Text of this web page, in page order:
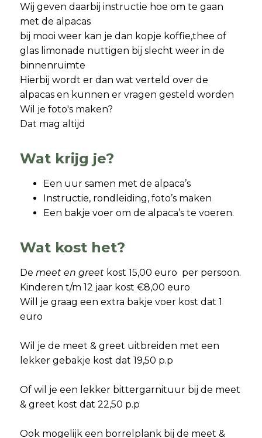
Wij geven daarbij instructie hoe om te gaan
met de alpacas
bij mooi weer kan je dan kopje koffie,thee of
glas limonade nuttigen bij slecht weer in de
binnenruimte
Hierbij wordt er dan wat verteld over de
alpacas en kunnen er vragen gesteld worden
Wil je foto's maken?
Dat mag altijd
Wat krijg je?
Een uur samen met de alpaca’s
Instructie, rondleiding, foto’s maken
Een bakje voer om de alpaca’s te voeren.
Wat kost het?
De meet en greet kost 15,00 euro per persoon.
Kinderen t/m 12 jaar kost €8,00 euro
Will je graag een extra bakje voer kost dat 1
euro
Wil je de meet & greet uitbreiden met een
lekker gebakje kost dat 19,50 p.p
Of wil je een lekker bittergarnituur bij de meet
& greet kost dat 22,50 p.p
Ook mogelijk een borrelplank bij de meet &